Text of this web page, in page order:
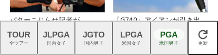
パターこじらせ記者が
「TRTL」で大改善
『G740』アイアンが引き出
す“反則級”の寛容性と飛びは
本当だった！
閉じる
TOUR
全ツアー
JLPGA
国内女子
JGTO
国内男子
LPGA
米国女子
PGA
米国男子 更新